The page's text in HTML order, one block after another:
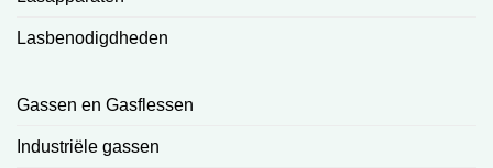
Lasbenodigdheden
Gassen en Gasflessen
Industriële gassen